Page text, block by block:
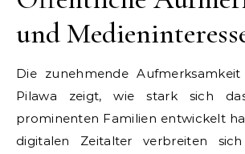
und
Die zunehmende
Pilawa zeigt, wie stark sich
prominenten Familien entwickelt
digitalen Zeitalter verbreiten